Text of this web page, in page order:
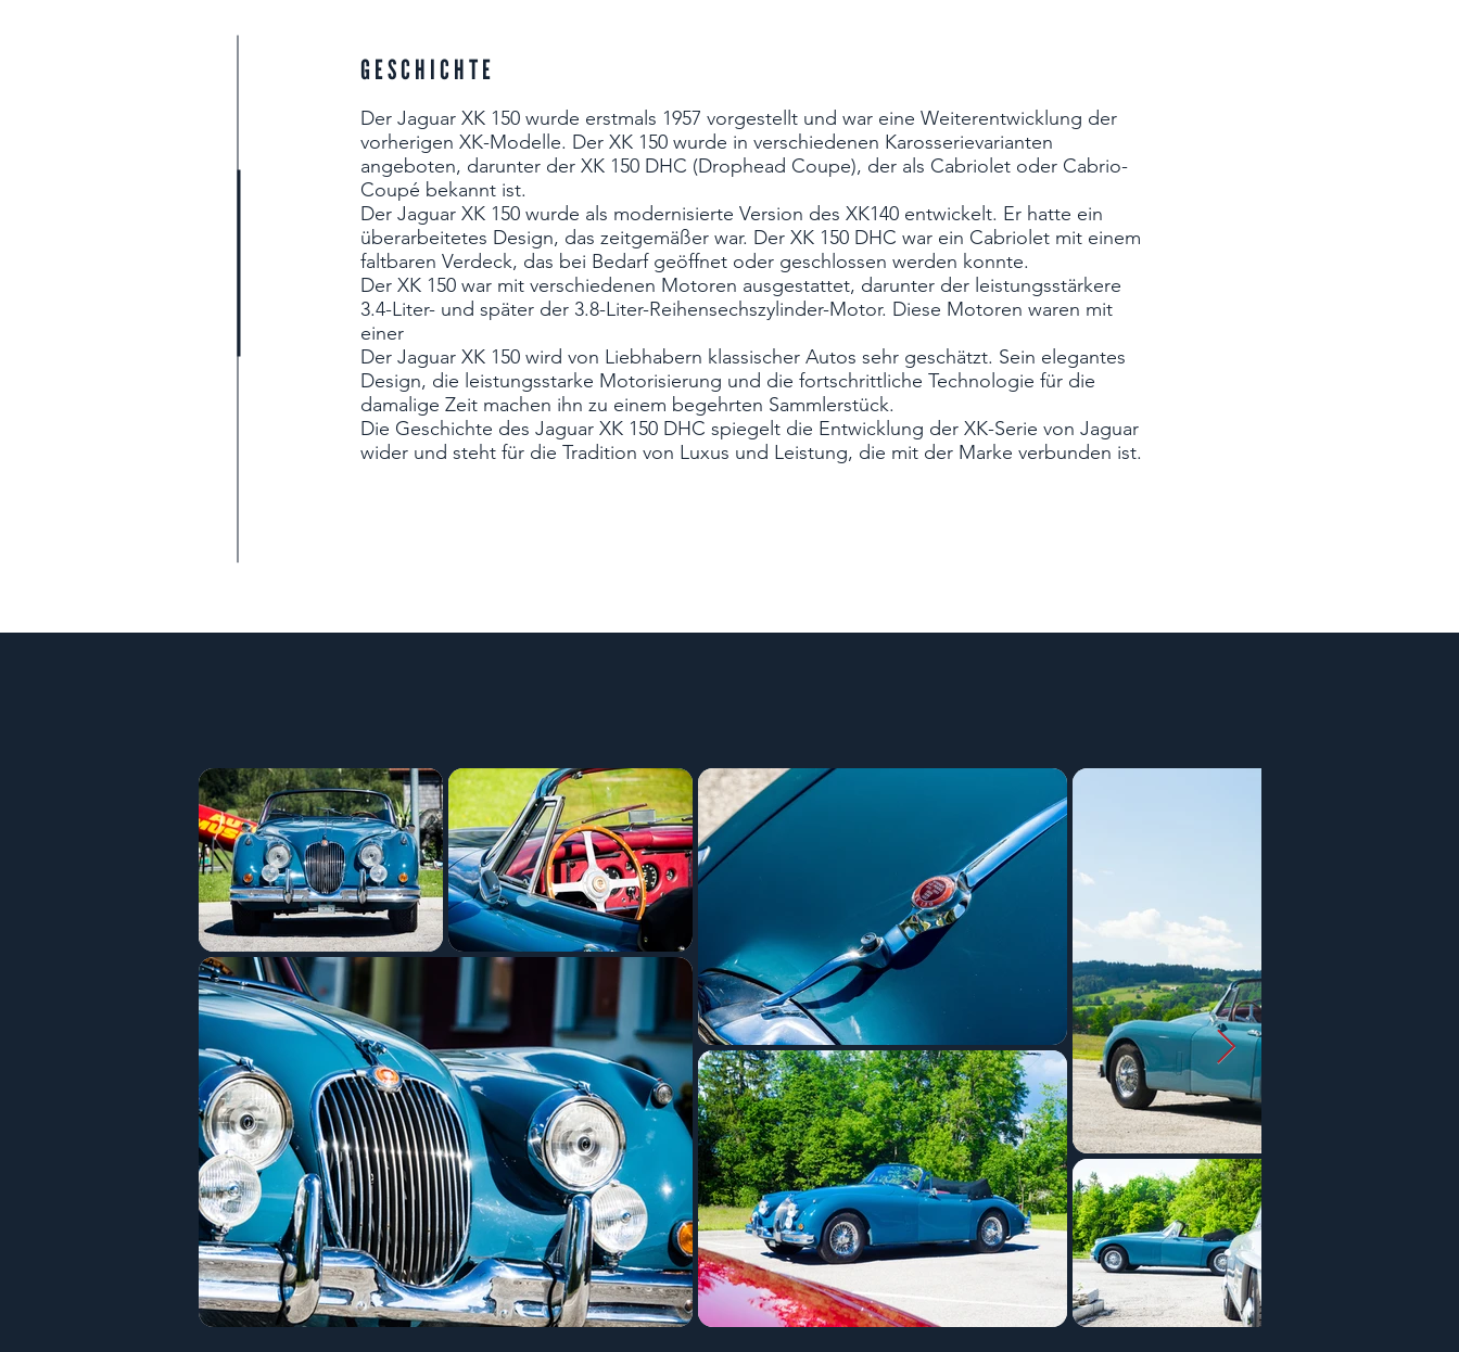
GESCHICHTE
Der Jaguar XK 150 wurde erstmals 1957 vorgestellt und war eine Weiterentwicklung der
vorherigen XK-Modelle. Der XK 150 wurde in verschiedenen Karosserievarianten
angeboten, darunter der XK 150 DHC (Drophead Coupe), der als Cabriolet oder Cabrio-
Coupé bekannt ist.
Der Jaguar XK 150 wurde als modernisierte Version des XK140 entwickelt. Er hatte ein
überarbeitetes Design, das zeitgemäßer war. Der XK 150 DHC war ein Cabriolet mit einem
faltbaren Verdeck, das bei Bedarf geöffnet oder geschlossen werden konnte.
Der XK 150 war mit verschiedenen Motoren ausgestattet, darunter der leistungsstärkere
3.4-Liter- und später der 3.8-Liter-Reihensechszylinder-Motor. Diese Motoren waren mit
einer
Der Jaguar XK 150 wird von Liebhabern klassischer Autos sehr geschätzt. Sein elegantes
Design, die leistungsstarke Motorisierung und die fortschrittliche Technologie für die
damalige Zeit machen ihn zu einem begehrten Sammlerstück.
Die Geschichte des Jaguar XK 150 DHC spiegelt die Entwicklung der XK-Serie von Jaguar
wider und steht für die Tradition von Luxus und Leistung, die mit der Marke verbunden ist.